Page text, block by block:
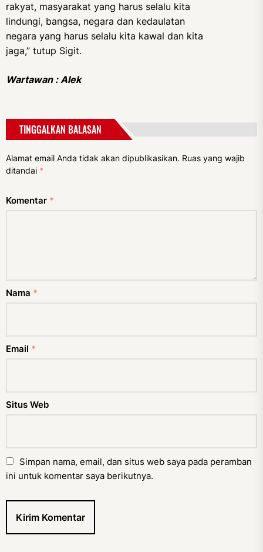
rakyat, masyarakat yang harus selalu kita
lindungi, bangsa, negara dan kedaulatan
negara yang harus selalu kita kawal dan kita
jaga,” tutup Sigit.
Wartawan : Alek
TINGGALKAN BALASAN
Alamat email Anda tidak akan dipublikasikan. Ruas yang wajib
ditandai *
Komentar *
Nama *
Email *
Situs Web
Simpan nama, email, dan situs web saya pada peramban
ini untuk komentar saya berikutnya.